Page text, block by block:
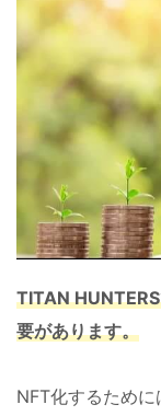
TITAN
要があります。
NFT化するため